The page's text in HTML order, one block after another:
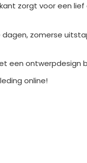
zorgt voor een
zomerse
een ontwerpdesign
online!